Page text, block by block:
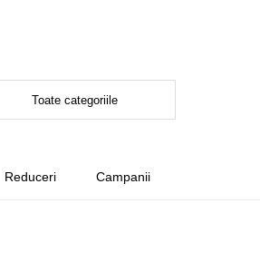
Reduceri Campanii